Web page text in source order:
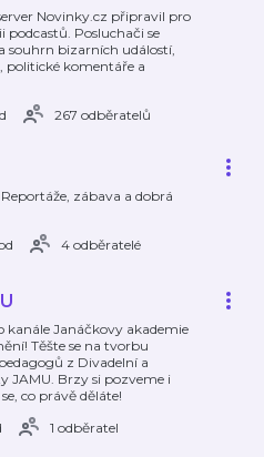
Novinky.cz připravil pro
podcastů. Posluchači se
souhrn bizarních událostí,
politické komentáře a
267 odběratelů
zábava a dobrá
4 odběratelé
kanále Janáčkovy akademie
Těšte se na tvorbu
z Divadelní a
JAMU. Brzy si pozveme i
co právě děláte!
1 odběratel